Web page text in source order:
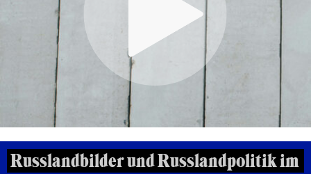
Russlandbilder und Russlandpolitik im